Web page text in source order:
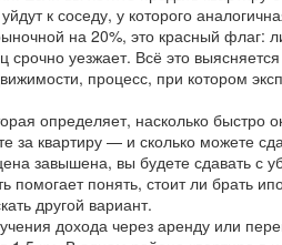
к соседу, у которого
на 20%, это красный флаг:
уезжает. Всё это выясняется
, процесс, при котором
определяет, насколько быстро
за квартиру — и сколько можете
завышена, вы будете сдавать с
понять, стоит ли брать
другой вариант.
дохода через аренду или